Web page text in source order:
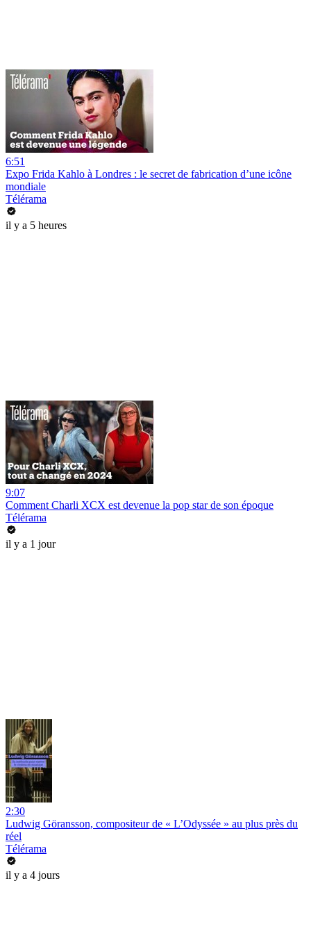
6:51
Expo Frida Kahlo à Londres : le secret de fabrication d’une icône
mondiale
Télérama
il y a 5 heures
9:07
Comment Charli XCX est devenue la pop star de son époque
Télérama
il y a 1 jour
2:30
Ludwig Göransson, compositeur de « L’Odyssée » au plus près du
réel
Télérama
il y a 4 jours